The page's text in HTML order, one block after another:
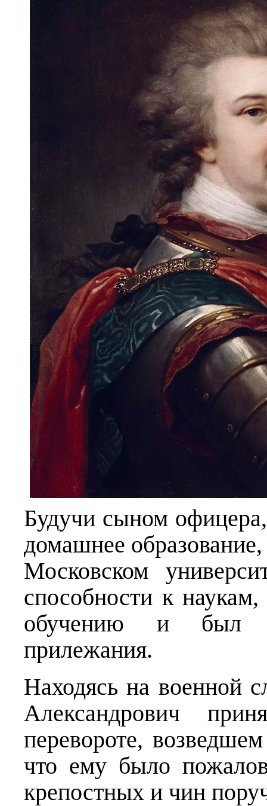
Будучи сыном
домашнее
Московском
способности к
обучению и был
прилежания.
Находясь на военной
Александрович
перевороте,
что ему было
крепостных и чин